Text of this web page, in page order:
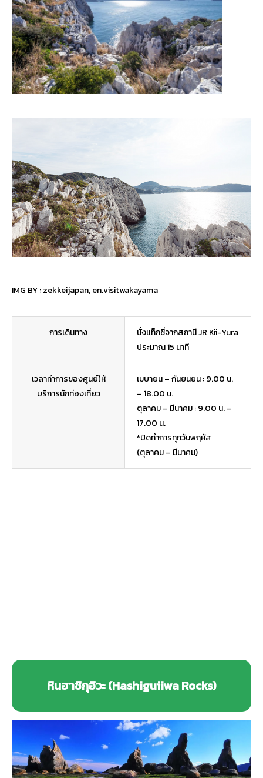
IMG BY :zekkeijapan,en.visitwakayama
การเดินทาง
นั่งแท็กซี่จากสถานี JR Kii-Yura
ประมาณ 15 นาที
เวลาทำการของศูนย์ให้
บริการนักท่องเที่ยว
เมษายน – กันยนยน : 9.00 น.
– 18.00 น.
ตุลาคม – มีนาคม : 9.00 น. –
17.00 น.
*ปิดทำการทุกวันพฤหัส
(ตุลาคม – มีนาคม)
หินฮาชิกุอิวะ (Hashiguiiwa Rocks)